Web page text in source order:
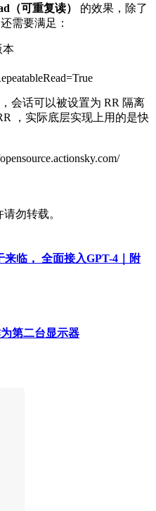
（可重复读）
的效果，除了
需要满足：
本
会话可以被设置为 RR 隔离
，实际底层实现上用的是快
勿转载。
来临， 全面接入GPT-4｜附
第二台显示器